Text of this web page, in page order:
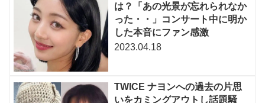
は？「あの光景が忘れられなか
った・・」コンサート中に明か
した本音にファン感激
2023.04.18
TWICE ナヨンへの過去の片思
いをカミングアウトし話題騒